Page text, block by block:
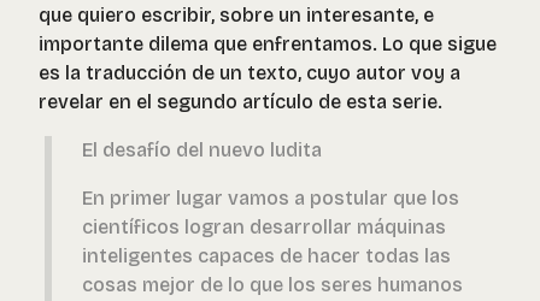
que quiero escribir, sobre un interesante, e
importante dilema que enfrentamos. Lo que sigue
es la traducción de un texto, cuyo autor voy a
revelar en el segundo artículo de esta serie.
El desafío del nuevo ludita
En primer lugar vamos a postular que los
científicos logran desarrollar máquinas
inteligentes capaces de hacer todas las
cosas mejor de lo que los seres humanos